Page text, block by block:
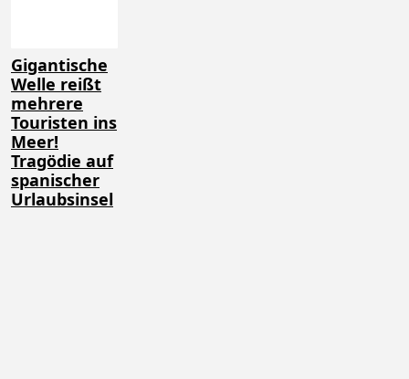
Gigantische
Welle reißt
mehrere
Touristen ins
Meer!
Tragödie auf
spanischer
Urlaubsinsel